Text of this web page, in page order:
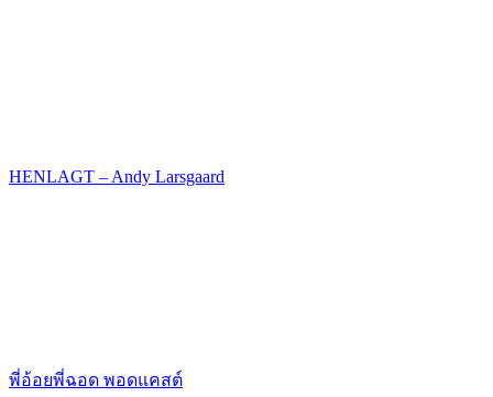
HENLAGT – Andy Larsgaard
พี่อ้อยพี่ฉอด พอดแคสต์